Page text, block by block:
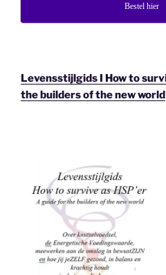
Bestel hier
Levensstijlgids I How to
the builders of the new world